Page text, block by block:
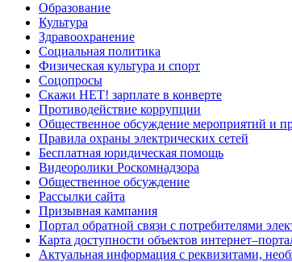
Образование
Культура
Здравоохранение
Социальная политика
Физическая культура и спорт
Соцопросы
Скажи НЕТ! зарплате в конверте
Противодействие коррупции
Общественное обсуждение мероприятий и
Правила охраны электрических сетей
Бесплатная юридическая помощь
Видеоролики Роскомнадзора
Общественное обсуждение
Рассылки сайта
Призывная кампания
Портал обратной связи с потребителями
Карта доступности объектов
Актуальная информация с реквизитами,